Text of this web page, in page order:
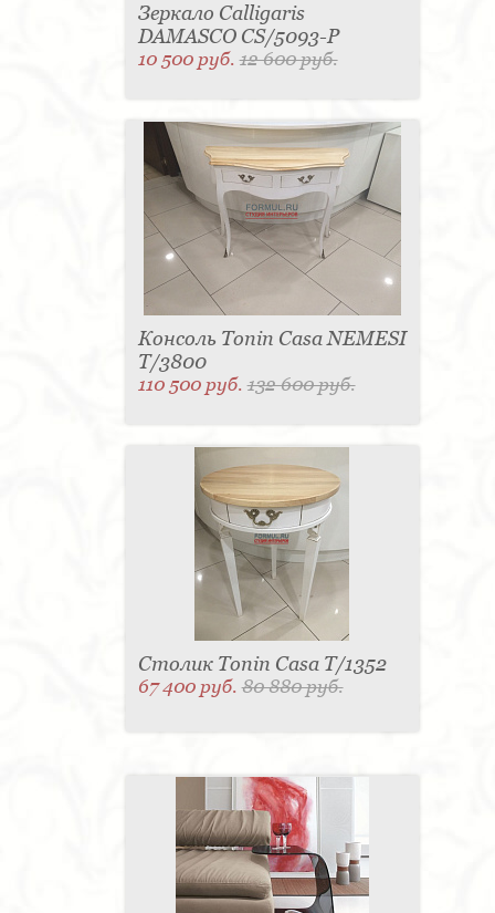
Зеркало Calligaris
DAMASCO CS/5093-P
10 500 руб.12 600 руб.
Консоль Tonin Casa NEMESI
T/3800
110 500 руб.132 600 руб.
Столик Tonin Casa T/1352
67 400 руб.80 880 руб.